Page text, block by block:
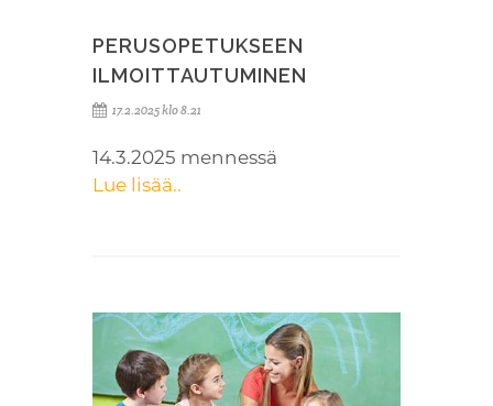
PERUSOPETUKSEEN
ILMOITTAUTUMINEN
17.2.2025 klo 8.21
14.3.2025 mennessä
Lue lisää..